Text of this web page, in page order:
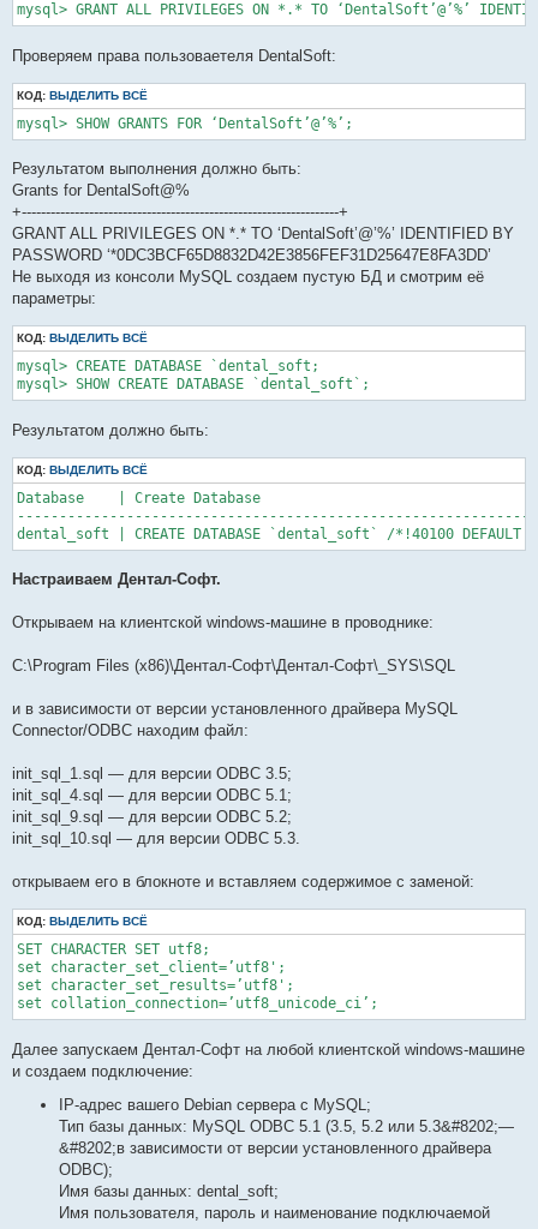
mysql> GRANT ALL PRIVILEGES ON *.* TO ‘DentalSoft’@’%’
Проверяем права пользоваетеля DentalSoft:
КОД: ВЫДЕЛИТЬ ВСЁ
mysql> SHOW GRANTS FOR ‘DentalSoft’@’%’;
Результатом выполнения должно быть:
Grants for DentalSoft@%
+------------------------------------------------------------------+
GRANT ALL PRIVILEGES ON *.* TO ‘DentalSoft’@’%’ IDENTIFIED BY
PASSWORD ‘*0DC3BCF65D8832D42E3856FEF31D25647E8FA3DD’
Не выходя из консоли MySQL cоздаем пустую БД и смотрим её
параметры:
КОД: ВЫДЕЛИТЬ ВСЁ
mysql> CREATE DATABASE `dental_soft;
mysql> SHOW CREATE DATABASE `dental_soft`;
Результатом должно быть:
КОД: ВЫДЕЛИТЬ ВСЁ
Database    | Create Database
dental_soft | CREATE DATABASE `dental_soft` /*!40100 DEFAULT
Настраиваем Дентал-Софт.
Открываем на клиентской windows-машине в проводнике:
C:\Program Files (x86)\Дентал-Софт\Дентал-Софт\_SYS\SQL
и в зависимости от версии установленного драйвера MySQL
Connector/ODBC находим файл:
init_sql_1.sql — для версии ODBC 3.5;
init_sql_4.sql — для версии ODBC 5.1;
init_sql_9.sql — для версии ODBC 5.2;
init_sql_10.sql — для версии ODBC 5.3.
открываем его в блокноте и вставляем содержимое с заменой:
КОД: ВЫДЕЛИТЬ ВСЁ
SET CHARACTER SET utf8;
set character_set_client=’utf8';
set character_set_results=’utf8';
set collation_connection=’utf8_unicode_ci’;
Далее запускаем Дентал-Софт на любой клиентской windows-машине
и создаем подключение:
IP-адрес вашего Debian сервера с MySQL;
Тип базы данных: MySQL ODBC 5.1 (3.5, 5.2 или 5.3&#8202;—
&#8202;в зависимости от версии установленного драйвера
ODBC);
Имя базы данных: dental_soft;
Имя пользователя, пароль и наименование подключаемой